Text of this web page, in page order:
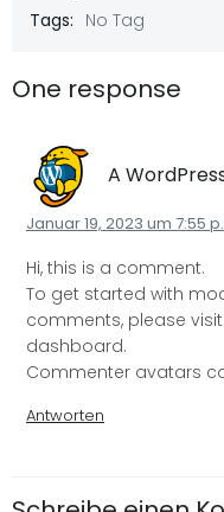
Tags: No Tag
One response
A
Januar 19, 2023 um 7:55
Hi, this is a comment.
To get started with
comments, please
dashboard.
Commenter avatars
Antworten